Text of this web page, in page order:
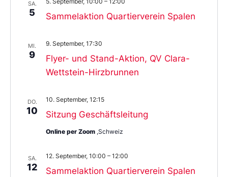
SA.
5 Sammelaktion Quartierverein Spalen
MI.
9
Flyer- und Stand-Aktion, QV Clara-
Wettstein-Hirzbrunnen
9. September, 17:30
DO.
10 Sitzung Geschäftsleitung
10. September, 12:15
Online per Zoom ,Schweiz
SA.
12 Sammelaktion Quartierverein Spalen
12. September, 10:00 – 12:00